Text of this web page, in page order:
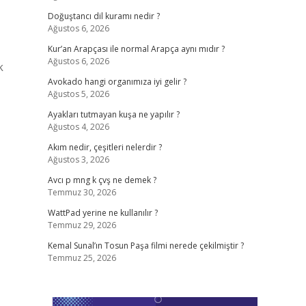
Doğuştancı dil kuramı nedir ?
Ağustos 6, 2026
Kur’an Arapçası ile normal Arapça aynı mıdır ?
Ağustos 6, 2026
Avokado hangi organımıza iyi gelir ?
Ağustos 5, 2026
Ayakları tutmayan kuşa ne yapılır ?
Ağustos 4, 2026
Akım nedir, çeşitleri nelerdir ?
Ağustos 3, 2026
Avcı p mng k çvş ne demek ?
Temmuz 30, 2026
WattPad yerine ne kullanılır ?
Temmuz 29, 2026
Kemal Sunal’ın Tosun Paşa filmi nerede çekilmiştir ?
Temmuz 25, 2026